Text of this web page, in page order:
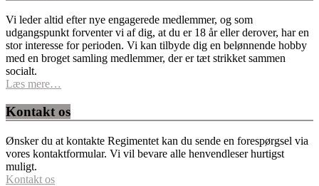
Vi leder altid efter nye engagerede medlemmer, og som
udgangspunkt forventer vi af dig, at du er 18 år eller derover, har en
stor interesse for perioden. Vi kan tilbyde dig en belønnende hobby
med en broget samling medlemmer, der er tæt strikket sammen
socialt.
Læs mere…
Kontakt os
Ønsker du at kontakte Regimentet kan du sende en forespørgsel via
vores kontaktformular. Vi vil bevare alle henvendleser hurtigst
muligt.
Kontakt os